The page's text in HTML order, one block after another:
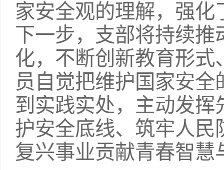
家安全观的理解，强
下一步，支部将持续
化，不断创新教育形
员自觉把维护国家安
到实践实处，主动发
护安全底线、筑牢人
复兴事业贡献青春智慧